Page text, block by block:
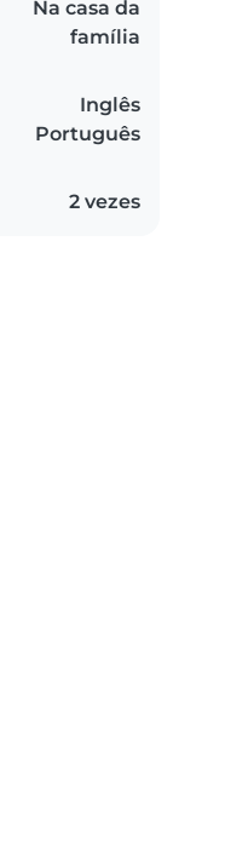
Na casa da
família
Inglês
Português
2 vezes